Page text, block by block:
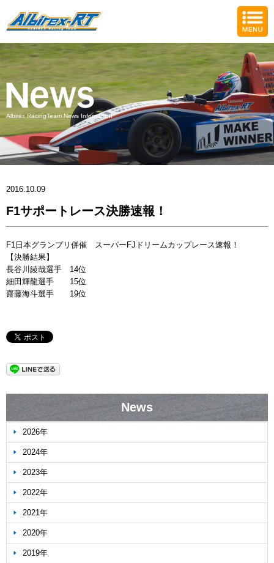
Albirex RacingTeam News Information
2016.10.09
F1サポートレース決勝速報！
F1日本グランプリ併催 スーパーFJドリームカップレース速報！
【決勝結果】
長谷川綾哉選手 14位
細田輝龍選手 15位
齋藤海斗選手 19位
News
2026年
2024年
2023年
2022年
2021年
2020年
2019年